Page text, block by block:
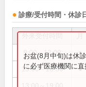
診療/受付時間・休診
9:00～12:00 ●
13:00～18:30 ●
お盆(8月中旬)は休
に必ず医療機関に直